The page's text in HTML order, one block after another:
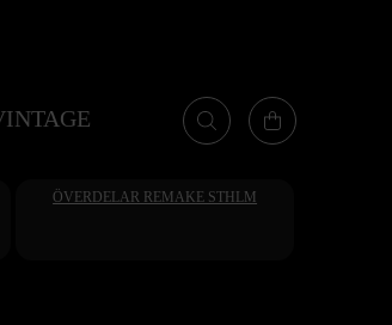
ÖVERDELAR REMAKE STHLM